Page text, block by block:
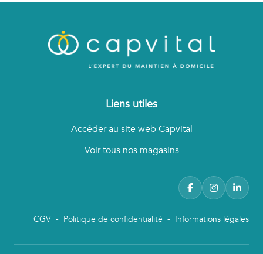
Liens utiles
Accéder au site web Capvital
Voir tous nos magasins
CGV - Politique de confidentialité - Informations légales